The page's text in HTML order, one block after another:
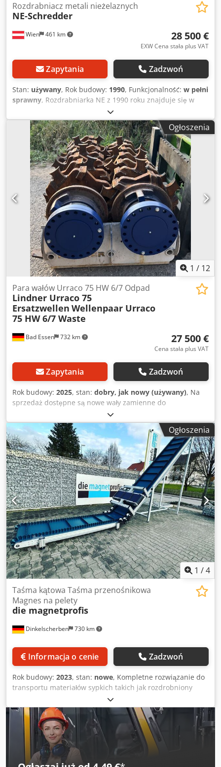
Wien 461 km
Rozdrabniacz metali nieżelaznych
NE-Schredder
28 500 €
EXW Cena stała plus VAT
Zapytania Zadzwoń
Stan: używany, Rok budowy: 1990, Funkcjonalność: w pełni
sprawny, Rozdrabniarka NE z 1990 roku znajduje się w
pobliżu Wiednia. Jest w pełni sprawna i może zostać
zdemontowana oraz odebrana przez kupującego. - Taśma
wyładowcza - Magnes nad taśmą Dcedszp Hvuspfx Abmok -
Taśma wyładowcza Niro - Silnik o mocy 50 kW - Ponad 200
zapasowych noży do rozdrabniarki - Różne rodzaje sit w
zestawie
Ogłoszenia
1 / 12
Bad Essen 732 km
Para wałów Urraco 75 HW 6/7 Odpad
Lindner Urraco 75
Ersatzwellen Wellenpaar Urraco
75 HW 6/7 Waste
27 500 €
Cena stała plus VAT
Zapytania Zadzwoń
Rok budowy: 2025, stan: dobry, jak nowy (używany), Na
sprzedaż dostępne są nowe wały zamienne do
rozdrabniacza Lindner Urraco 75. Oferujemy wysokiej
jakości wały zamienne do rozdrabniacza Lindner Urraco 75.
– Obszar zastosowania: drewno odpadowe, odpady
komunalne i przemysłowe – Stan: nowy / bardzo dobry
Wykonanie: oryginalne wały Lindner, brak wałów replik
Wały są gotowe do natychmiastowego użycia. Dcjdpfx
Abozphiiomjk Podana cena jest ceną netto. Uwagi: •
Sprzedaż odbywa się z wyłączeniem wszelkiej
odpowiedzialności i gwarancji. • Brak możliwości zwrotu
lub negocjacji. • Sprzedaż jest uzależniona od
wcześniejszej sprzedaży. Wszystkie informacje są podane
bez gwarancji. Sprzedający nie ponosi odpowiedzialności
za ewentualne błędy, niekompletność lub zmiany w
informacjach. Sprzedaż odbywa się wyłącznie pod
warunkiem wcześniejszej sprzedaży.
Ogłoszenia
1 /4
Dinkelscherben 730 km
Taśma kątowa Taśma przenośnikowa
Magnes na pelety
die magnetprofis
Informacja o cenie Zadzwoń
Rok budowy: 2023, stan: nowe, Kompletne rozwiązanie do
transportu materiałów sypkich takich jak rozdrobniony
materiał, zrębki, pelety drzewne, granulat itp. Aluminiowy,
kątowy przenośnik taśmowy wraz z konstrukcją nośną
Zakres poziomy 2.500 mm (regulowany) Zakres wznoszący
4.500 mm (regulowany) Kąt załamania 35,40 lub 45°.
Wysokość podawania: pozioma (indywidualnie) Wysokość
wylotu regulowana indywidualnie Dodpfxok S D Nle
Abmsck Konstrukcja: regulowana wysokość (do